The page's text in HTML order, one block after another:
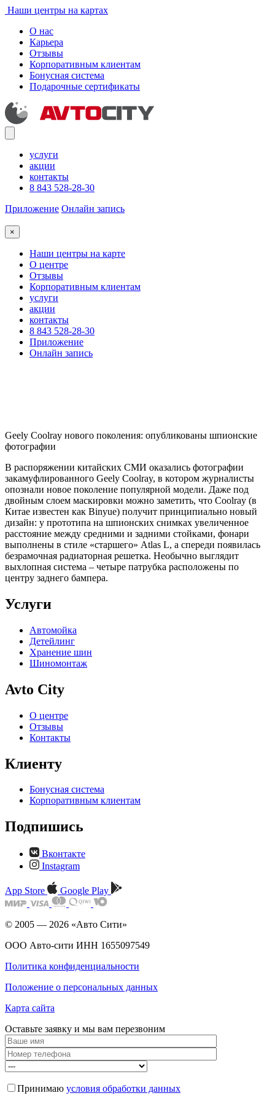
Наши центры на картах
О нас
Карьера
Отзывы
Корпоративным клиентам
Бонусная система
Подарочные сертификаты
услуги
акции
контакты
8 843 528-28-30
Приложение Онлайн запись
×
Наши центры на карте
О центре
Отзывы
Корпоративным клиентам
услуги
акции
контакты
8 843 528-28-30
Приложение
Онлайн запись
Geely Coolray нового поколения: опубликованы шпионские
фотографии
В распоряжении китайских СМИ оказались фотографии
закамуфлированного Geely Coolray, в котором журналисты
опознали новое поколение популярной модели. Даже под
двойным слоем маскировки можно заметить, что Coolray (в
Китае известен как Binyue) получит принципиально новый
дизайн: у прототипа на шпионских снимках увеличенное
расстояние между средними и задними стойками, фонари
выполнены в стиле «старшего» Atlas L, а спереди появилась
безрамочная радиаторная решетка. Необычно выглядит
выхлопная система – четыре патрубка расположены по
центру заднего бампера.
Услуги
Автомойка
Детейлинг
Хранение шин
Шиномонтаж
Avto City
О центре
Отзывы
Контакты
Клиенту
Бонусная система
Корпоративным клиентам
Подпишись
Вконтакте
Instagram
App Store Google Play
© 2005 — 2026 «Авто Сити»
ООО Авто-сити ИНН 1655097549
Политика конфиденциальности
Положение о персональных данных
Карта сайта
Оставьте заявку и мы вам перезвоним
Принимаю условия обработки данных